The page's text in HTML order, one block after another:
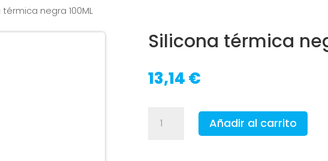
negra 100ML
Silicona térmica
13,14€
térmica
Añadir al carrito